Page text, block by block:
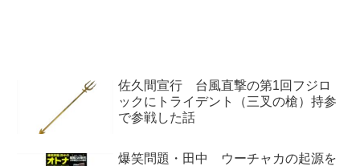
佐久間宣行 台風直撃の第1回フジロ
ックにトライデント（三叉の槍）持参
で参戦した話
爆笑問題・田中 ウーチャカの起源を